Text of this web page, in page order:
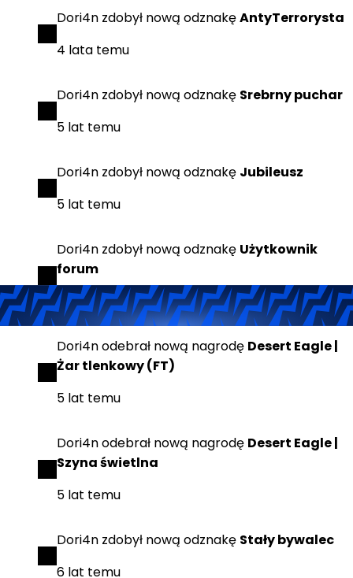
Dori4n zdobył nową odznakęAntyTerrorysta
4 lata temu
Dori4n zdobył nową odznakę Srebrny puchar
5 lat temu
Dori4n zdobył nową odznakę Jubileusz
5 lat temu
Dori4n zdobył nową odznakę Użytkownik
forum
5 lat temu
Dori4nodebrał nową nagrodę Desert Eagle |
Żar tlenkowy (FT)
5 lat temu
Dori4nodebrał nową nagrodę Desert Eagle |
Szyna świetlna
5 lat temu
Dori4n zdobył nową odznakę Stały bywalec
6 lat temu